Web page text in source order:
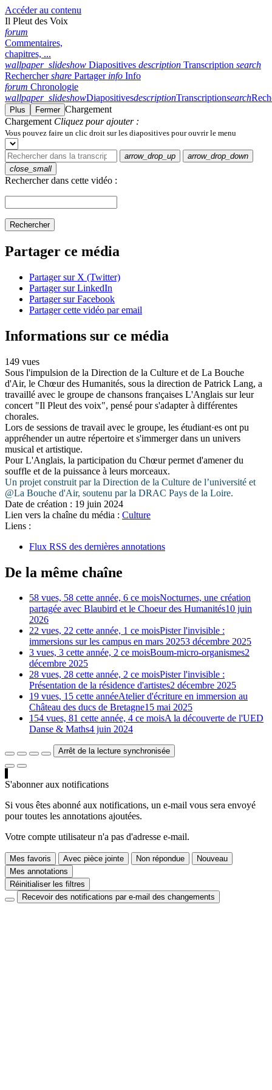
Accéder au contenu
Il Pleut des Voix
forum
Commentaires,
chapitres, ...
wallpaper_slideshow Diapositives description Transcription search
Rechercher share Partager info Info
forum Chronologie
wallpaper_slideshowDiapositivesdescriptionTranscriptionsearch
Plus Fermer Chargement
Chargement Cliquez pour ajouter :
Vous pouvez faire un clic droit sur les diapositives pour ouvrir le menu
arrow_drop_up
arrow_drop_down
close_small
Rechercher dans cette vidéo :
Rechercher
Partager ce média
Partager sur X (Twitter)
Partager sur LinkedIn
Partager sur Facebook
Partager cette vidéo par email
Informations sur ce média
149 vues
Sous l'impulsion de la Direction de la Culture et de La Bouche
d'Air, le Chœur des Humanités, sous la direction de Patrick Lang, a
travaillé avec le groupe de chansons françaises L'Anglais sur leur
concert "Il Pleut des voix", pensé pour s'adapter à différentes
chorales.
Lors de sessions de travail avec le groupe, les étudiant·es ont pu
appréhender un autre répertoire et s'immerger dans un univers
musical et artistique.
Pour L'Anglais, la participation du Chœur permet d'amener du
souffle et de la puissance à leurs morceaux.
Un projet construit par la Direction de la Culture de l’université et
@La Bouche d'Air, soutenu par la DRAC Pays de la Loire.
Date de création : 19 juin 2024
Lien vers la chaîne du média : Culture
Liens :
Flux RSS des dernières annotations
De la même chaîne
58 vues, 58 cette année, 6 ce moisNocturnes, une création
partagée avec Blaubird et le Choeur des Humanités10 juin
2026
22 vues, 22 cette année, 1 ce moisPister l'invisible :
immersions sur les campus en mars 20253 décembre 2025
3 vues, 3 cette année, 2 ce moisBoum-micro-organismes2
décembre 2025
28 vues, 28 cette année, 2 ce moisPister l'invisible :
Présentation de la résidence d'artistes2 décembre 2025
19 vues, 15 cette annéeAtelier d'écriture en immersion au
Château des ducs de Bretagne15 mai 2025
154 vues, 81 cette année, 4 ce moisA la découverte de l'UED
Danse & Maths4 juin 2024
Arrêt de la lecture synchronisée
S'abonner aux notifications
Si vous êtes abonné aux notifications, un e-mail vous sera envoyé
pour toutes les annotations ajoutées.
Votre compte utilisateur n'a pas d'adresse e-mail.
Mes favoris Avec pièce jointe Non répondue
Nouveau
Mes annotations
Réinitialiser les filtres
Recevoir des notifications par e-mail des changements